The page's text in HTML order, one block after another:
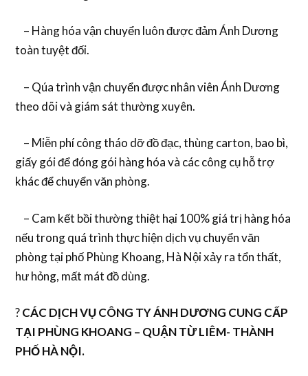
– Hàng hóa vận chuyển luôn được đảm Ánh Dương
toàn tuyệt đối.
– Qúa trình vận chuyển được nhân viên Ánh Dương
theo dõi và giám sát thường xuyên.
– Miễn phí công tháo dỡ đồ đạc, thùng carton, bao bì,
giấy gói để đóng gói hàng hóa và các công cụ hỗ trợ
khác để chuyển văn phòng.
– Cam kết bồi thường thiệt hại 100% giá trị hàng hóa
nếu trong quá trình thực hiện dịch vụ chuyển văn
phòng tại phố Phùng Khoang, Hà Nội xảy ra tổn thất,
hư hỏng, mất mát đồ dùng.
?CÁC DỊCH VỤ CÔNG TY ÁNH DƯƠNG CUNG CẤP
TẠI PHÙNG KHOANG – QUẬN TỪ LIÊM- THÀNH
PHỐ HÀ NỘI.